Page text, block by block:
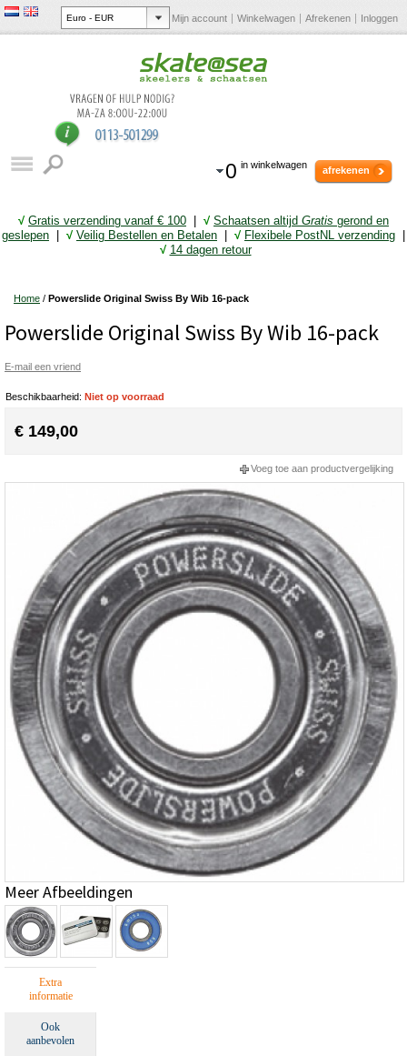
Mijn account Winkelwagen Afrekenen Inloggen
0 in winkelwagen afrekenen
√ Gratis verzending vanaf € 100 √ Schaatsen altijd Gratis gerond en
geslepen
√ Veilig Bestellen en Betalen √ Flexibele PostNL verzending
√ 14 dagen retour
Home / Powerslide Original Swiss By Wib 16-pack
Powerslide Original Swiss By Wib 16-pack
E-mail een vriend
Beschikbaarheid: Niet op voorraad
€ 149,00
Voeg toe aan productvergelijking
Meer Afbeeldingen
Extra
informatie
Ook
aanbevolen